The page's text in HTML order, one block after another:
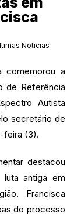
Noticias
comemorou a
de Referência
Autista
secretário de
feira (3).
destacou
antiga em
Francisca
do processo